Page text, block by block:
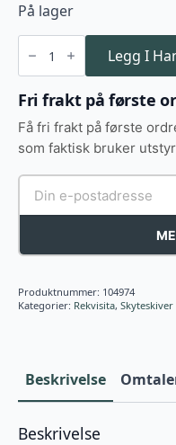
På lager
Blink
Papir
Mjølner
antall
Legg I
Fri frakt på første
Få fri frakt på første
som faktisk bruker
Produktnummer: 104974
Kategorier: Rekvisita, Skyteskiver
Beskrivelse
Beskrivelse